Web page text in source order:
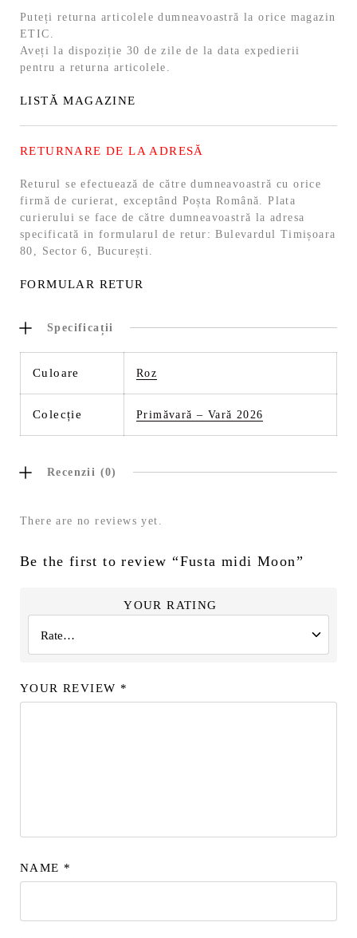
Puteți returna articolele dumneavoastră la orice magazin
ETIC.
Aveți la dispoziție 30 de zile de la data expedierii
pentru a returna articolele.
LISTĂ MAGAZINE
RETURNARE DE LA ADRESĂ
Returul se efectuează de către dumneavoastră cu orice
firmă de curierat, exceptând Poșta Română. Plata
curierului se face de către dumneavoastră la adresa
specificată in formularul de retur: Bulevardul Timișoara
80, Sector 6, București.
FORMULAR RETUR
Specificații
Culoare Roz
Colecție Primăvară – Vară 2026
Recenzii (0)
There are no reviews yet.
Be the first to review “Fusta midi Moon”
YOUR RATING
YOUR REVIEW *
NAME *